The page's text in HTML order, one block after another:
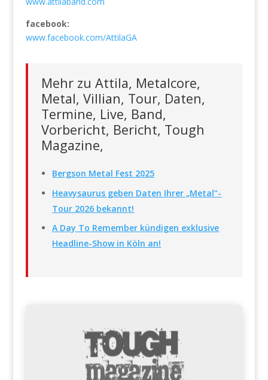
facebook:
www.facebook.com/AttilaGA
Mehr zu Attila, Metalcore,
Metal, Villian, Tour, Daten,
Termine, Live, Band,
Vorbericht, Bericht, Tough
Magazine,
Bergson Metal Fest 2025
Heavysaurus geben Daten Ihrer „Metal“-
Tour 2026 bekannt!
A Day To Remember kündigen exklusive
Headline-Show in Köln an!